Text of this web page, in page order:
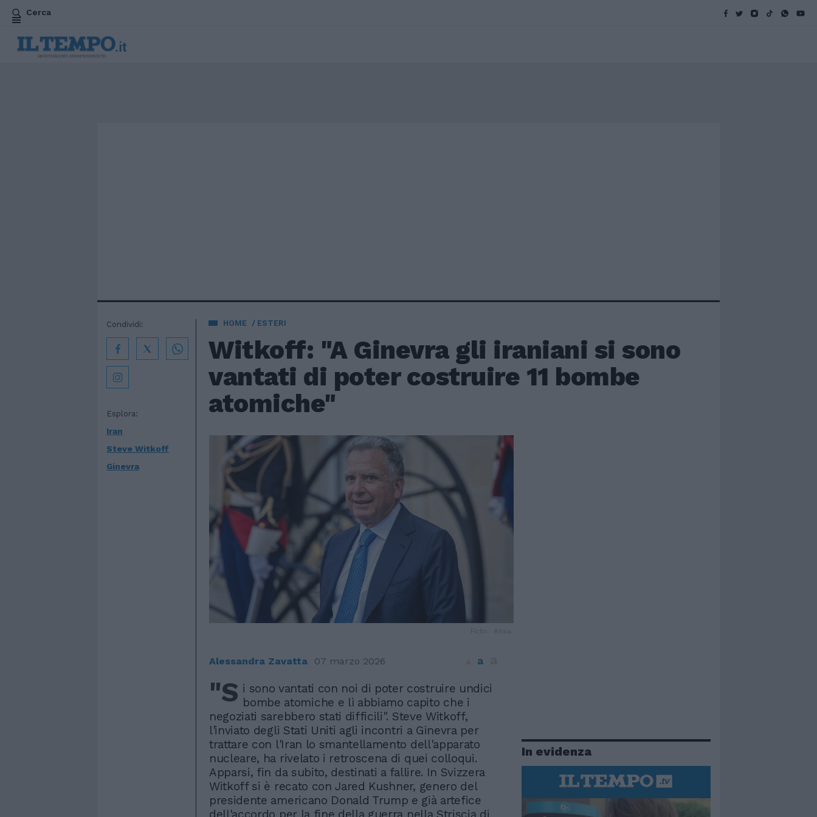
Cerca
HOME ESTERI
Witkoff: "A Ginevra gli iraniani si sono
vantati di poter costruire 11 bombe
atomiche"
Esplora:
Iran
Steve Witkoff
Ginevra
Condividi:
Alessandra Zavatta 07 marzo 2026 a
"S i sono vantati con noi di poter costruire undici
bombe atomiche e lì abbiamo capito che i
negoziati sarebbero stati difficili". Steve Witkoff,
l'inviato degli Stati Uniti agli incontri a Ginevra per
trattare con l'Iran lo smantellamento dell'apparato
nucleare, ha rivelato i retroscena di quei colloqui.
Apparsi, fin da subito, destinati a fallire. In Svizzera
Witkoff si è recato con Jared Kushner, genero del
presidente americano Donald Trump e già artefice
In evidenza